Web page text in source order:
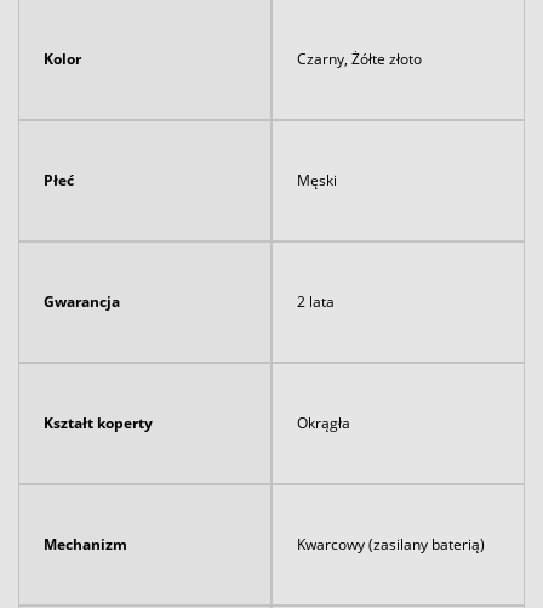
Kolor Czarny, Żółte złoto
Płeć Męski
Gwarancja 2 lata
Kształt koperty Okrągła
Mechanizm Kwarcowy (zasilany baterią)